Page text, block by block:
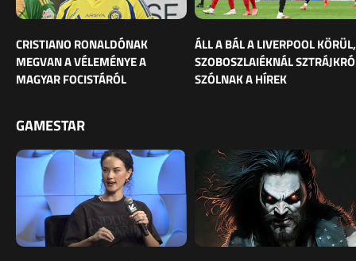
CRISTIANO RONALDÓNAK
MEGVAN A VÉLEMÉNYE A
MAGYAR FOCISTÁRÓL
ÁLL A BÁL A LIVERPOOL KÖRÜL,
SZOBOSZLAIÉKNÁL
SZÓLNAK A HÍREK
GAMESTAR